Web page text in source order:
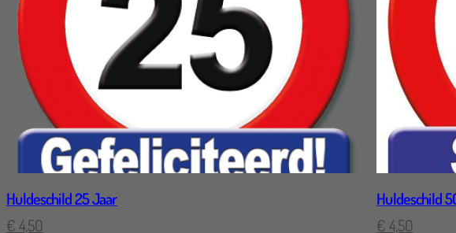
Huldeschild 25 Jaar
€ 4,50
Huldeschild
€ 4,50
Leuke zaak waarbij je niet alleen online de poppen kunt bekijken.
assortiment en vriendelijke hulp.
Goed bereikbaar via mail/whatsapp!